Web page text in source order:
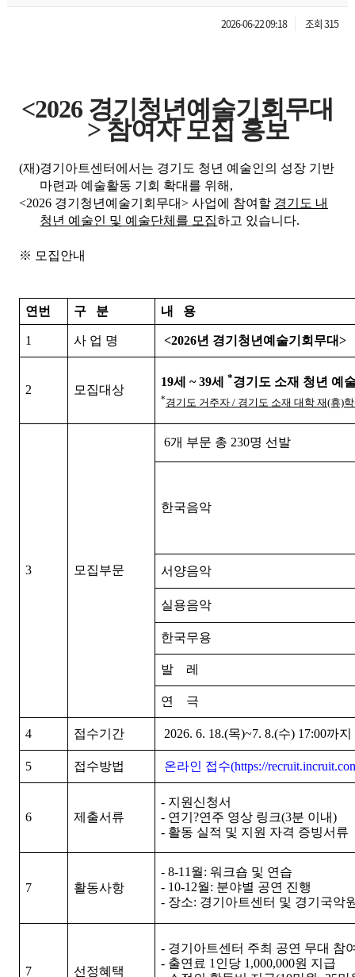
2026-06-22 09:18 조회 315
<2026 경기청년예술기회무대
> 참여자 모집 홍보
(재)경기아트센터에서는 경기도 청년 예술인의 성장 기반
마련과 예술활동 기회 확대를 위해,
<2026 경기청년예술기회무대> 사업에 참여할 경기도 내
청년 예술인 및 예술단체를 모집하고 있습니다.
※ 모집안내
연번 구 분 내 용
1 사 업 명 <2026년 경기청년예술기회무대>
2 모집대상
19세 ~ 39세 *경기도 소재 청년 예
*경기도 거주자 / 경기도 소재 대학 재(휴)
3 모집부문
6개 부문 총 230명 선발
한국음악
서양음악
실용음악
한국무용
발 레
연 극
4 접수기간 2026. 6. 18.(목)~7. 8.(수) 17:00까지
5 접수방법 온라인 접수(https://
6 제출서류
- 지원신청서
- 연기?연주 영상 링크(3분 이내)
- 활동 실적 및 지원 자격 증빙서류
7 활동사항
- 8-11월: 워크숍 및 연습
- 10-12월: 분야별 공연 진행
- 장소: 경기아트센터 및 경기국악
7 선정혜택
- 경기아트센터 주최 공연 무대 참
- 출연료 1인당 1,000,000원 지급